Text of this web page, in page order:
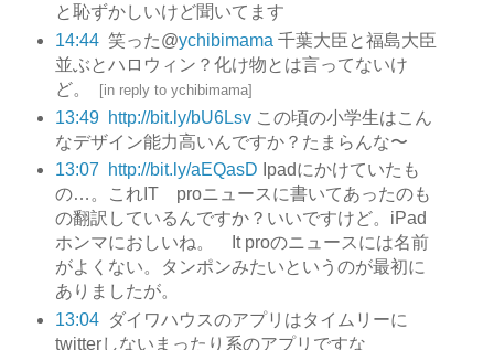
と恥ずかしいけど聞いてます
14:44 笑った@ychibimama 千葉大臣と福島大臣
並ぶとハロウィン？化け物とは言ってないけ
ど。
[in reply to ychibimama]
13:49 http://bit.ly/bU6Lsvこの頃の小学生はこん
なデザイン能力高いんですか？たまらんな〜
13:07
http://bit.ly/aEQasD Ipadにかけていたも
の…。これIT proニュースに書いてあったのも
の翻訳しているんですか？いいですけど。iPad
ホンマにおしいね。 It proのニュースには名前
がよくない。タンポンみたいというのが最初に
ありましたが。
13:04
ダイワハウスのアプリはタイムリーに
twitterしないまったり系のアプリですな